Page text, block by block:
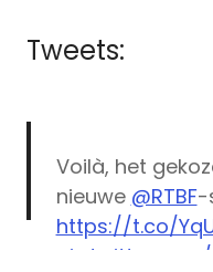
Tweets:
Voilà, het
nieuwe @RTBF-
https://t.co/
pic.twitter.com/